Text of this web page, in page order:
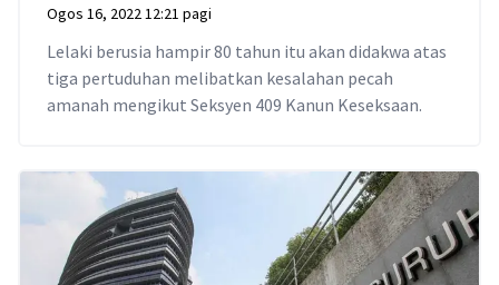
Ogos 16, 2022 12:21 pagi
Lelaki berusia hampir 80 tahun itu akan didakwa atas
tiga pertuduhan melibatkan kesalahan pecah
amanah mengikut Seksyen 409 Kanun Keseksaan.